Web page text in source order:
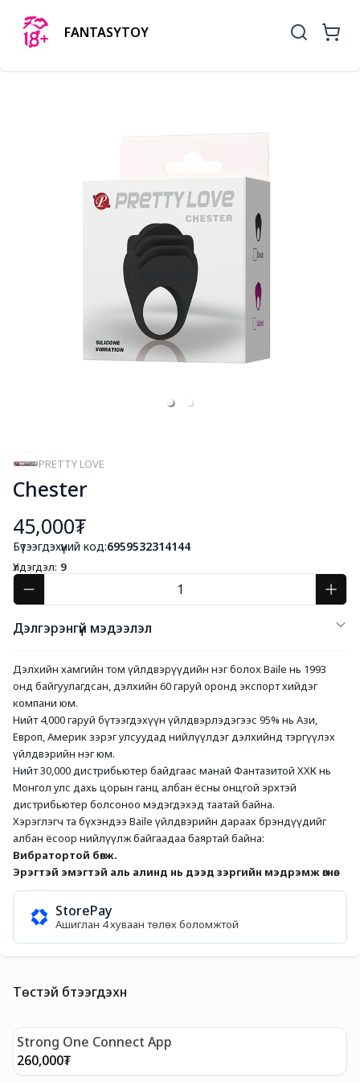
FANTASYTOY
PRETTY LOVE
Chester
45,000₮
Бүтээгдэхүүний код:6959532314144
Үлдэгдэл: 9
Дэлгэрэнгүй мэдээлэл
Дэлхийн хамгийн том үйлдвэрүүдийн нэг болох Baile нь 1993
онд байгуулагдсан, дэлхийн 60 гаруй оронд экспорт хийдэг
компани юм.
Нийт 4,000 гаруй бүтээгдэхүүн үйлдвэрлэдэгээс 95% нь Ази,
Европ, Америк зэрэг улсуудад нийлүүлдэг дэлхийнд тэргүүлэх
үйлдвэрийн нэг юм.
Нийт 30,000 дистрибьютер байдгаас манай Фантазитой ХХК нь
Монгол улс дахь цорын ганц албан ёсны онцгой эрхтэй
дистрибьютер болсоноо мэдэгдэхэд таатай байна.
Хэрэглэгч та бүхэндээ Baile үйлдвэрийн дараах брэндүүдийг
албан ёсоор нийлүүлж байгаадаа баяртай байна:
Вибратортой бөгж.
Эрэгтэй эмэгтэй аль алинд нь дээд зэргийн мэдрэмж өгнө.
StorePay
Ашиглан 4 хуваан төлөх боломжтой
Төстэй бүтээгдэхүүн
Strong One Connect App
260,000₮